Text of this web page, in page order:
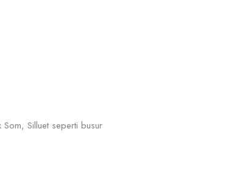
Silluet seperti busur